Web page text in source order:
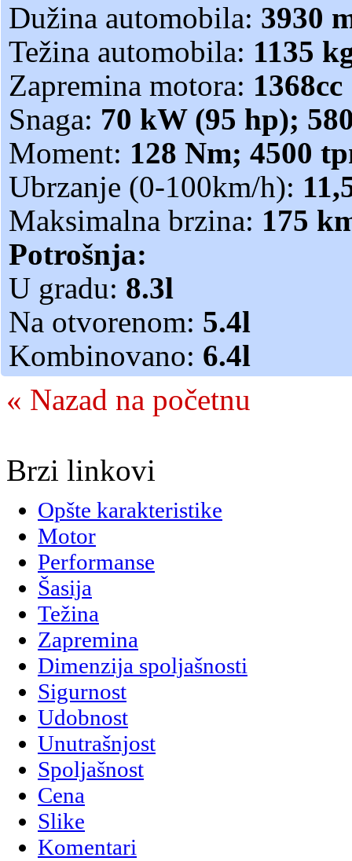
Dužina automobila: 3930
Težina automobila: 1135
Zapremina motora: 1368cc
Snaga: 70 kW (95 hp);
Moment: 128 Nm; 4500
Ubrzanje (0-100km/h):
Maksimalna brzina: 175
Potrošnja:
U gradu: 8.3l
Na otvorenom: 5.4l
Kombinovano: 6.4l
« Nazad na početnu
Brzi linkovi
Opšte karakteristike
Motor
Performanse
Šasija
Težina
Zapremina
Dimenzija spoljašnosti
Sigurnost
Udobnost
Unutrašnjost
Spoljašnost
Cena
Slike
Komentari